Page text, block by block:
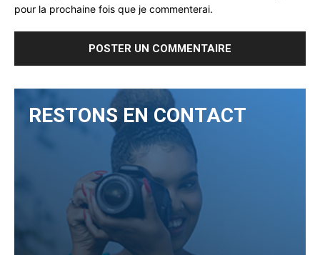
pour la prochaine fois que je commenterai.
RESTONS EN CONTACT